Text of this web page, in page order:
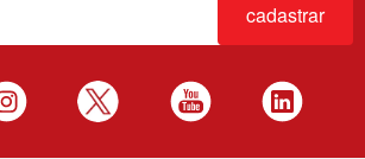
cadastrar